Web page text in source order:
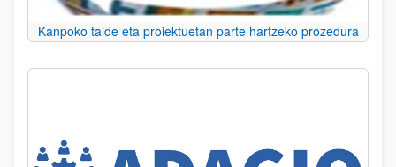
Kanpoko talde eta proiektuetan parte hartzeko prozedura